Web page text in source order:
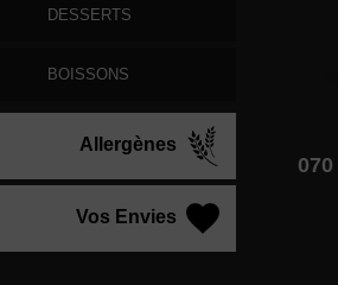
DESSERTS
BOISSONS
Allergènes
Vos Envies
070